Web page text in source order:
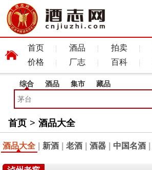
首页 酒品 拍卖
价格
厂志 百科
综合 酒品 集市 藏品
首页 > 酒品大全
酒品大全 新酒 老酒 酒器 中国名酒